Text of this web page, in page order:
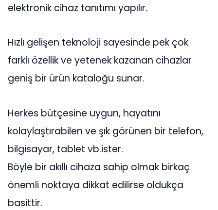
elektronik cihaz tanıtımı yapılır.
Hızlı gelişen teknoloji sayesinde pek çok
farklı özellik ve yetenek kazanan cihazlar
geniş bir ürün kataloğu sunar.
Herkes bütçesine uygun, hayatını
kolaylaştırabilen ve şık görünen bir telefon,
bilgisayar, tablet vb.ister.
Böyle bir akıllı cihaza sahip olmak birkaç
önemli noktaya dikkat edilirse oldukça
basittir.